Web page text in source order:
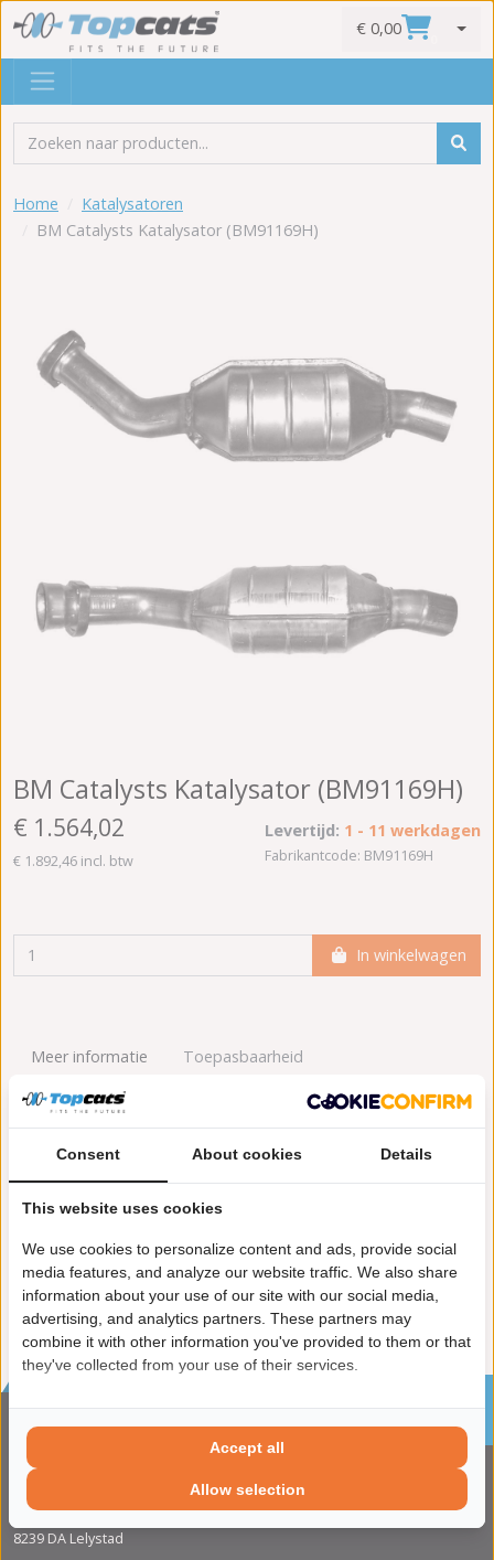
€ 0,00
Home
Katalysatoren
BM Catalysts Katalysator (BM91169H)
BM Catalysts Katalysator (BM91169H)
€ 1.564,02
€ 1.892,46 incl. btw
Levertijd: 1 - 11 werkdagen
Fabrikantcode: BM91169H
In winkelwagen
Meer informatie Toepasbaarheid
Origineel nummers
Materiaal: Keramiek
Controleteken:E57-103R
roetfilters
CONTACTGEGVENS
Apolloweg 88
8239 DA Lelystad
Consent About cookies Details
This website uses cookies
We use cookies to personalize content and ads, provide social
media features, and analyze our website traffic. We also share
information about your use of our site with our social media,
advertising, and analytics partners. These partners may
combine it with other information you've provided to them or that
they've collected from your use of their services.
Allow selection
Accept all